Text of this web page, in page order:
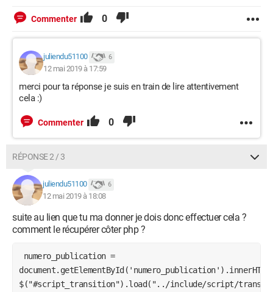
Commenter 0
juliendu51100 6
12 mai 2019 à 17:59
merci pour ta réponse je suis en train de lire attentivement
cela :)
Commenter 0
RÉPONSE 2 / 3
juliendu51100 6
12 mai 2019 à 18:08
suite au lien que tu ma donner je dois donc effectuer cela ?
comment le récupérer côter php ?
$("#script_transition").load("../include/script/